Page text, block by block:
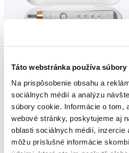
Táto webstránka používa súbory
Na prispôsobenie obsahu a
sociálnych médií a analýzu
súbory cookie. Informácie o tom,
webové stránky, poskytujeme aj
oblasti sociálnych médií, inzercie
môžu príslušné informácie
Novinka
Akcia
SMILLE Sonic Brush - Prémiová
kefka s kónickými vláknami SANGI,
149,99 €
/5 (27x)